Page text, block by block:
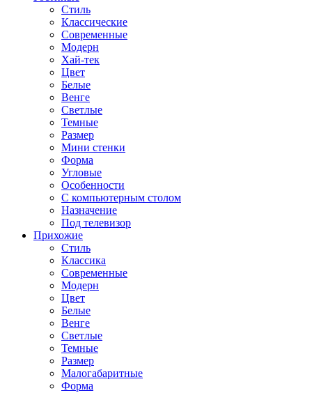
Стиль
Классические
Современные
Модерн
Хай-тек
Цвет
Белые
Венге
Светлые
Темные
Размер
Мини стенки
Форма
Угловые
Особенности
С компьютерным столом
Назначение
Под телевизор
Прихожие
Стиль
Классика
Современные
Модерн
Цвет
Белые
Венге
Светлые
Темные
Размер
Малогабаритные
Форма